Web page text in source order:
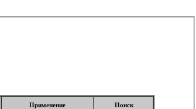
Применение Поиск